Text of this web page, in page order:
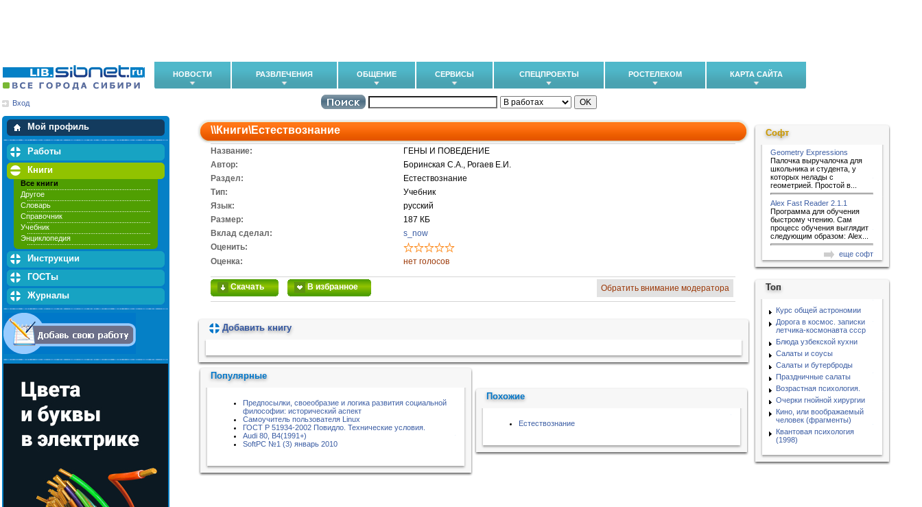
НОВОСТИ РАЗВЛЕЧЕНИЯ ОБЩЕНИЕ СЕРВИСЫ СПЕЦПРОЕКТЫ РОСТЕЛЕКОМ КАРТА САЙТА
Вход
Мой профиль
Мои закладки
Работы
Книги
Все книги
Другое
Словарь
Справочник
Учебник
Энциклопедия
Инструкции
ГОСТы
Журналы
\\Книги\Естествознание
Название:
ГЕНЫ И ПОВЕДЕНИЕ
Автор:
Боринская С.А., Рогаев Е.И.
Раздел:
Естествознание
Тип:
Учебник
Язык:
русский
Размер:
187 КБ
Вклад сделал:
s_now
Оценить:
Оценка:
нет голосов
Скачать В избранное Обратить внимание модератора
Добавить книгу
Популярные
Предпосылки, своеобразие и логика развития социальной
философии: исторический аспект
Самоучитель пользователя Linux
ГОСТ Р 51934-2002 Повидло. Технические условия.
Audi 80, B4(1991+)
SoftPC №1 (3) январь 2010
Похожие
Естествознание
Софт
Geometry Expressions
Палочка выручалочка для
школьника и студента, у
которых нелады с
геометрией. Простой в...
Alex Fast Reader 2.1.1
Программа для обучения
быстрому чтению. Сам
процесс обучения выглядит
следующим образом: Alex...
еще софт
Топ
Курс общей астрономии
Дорога в космос. записки
летчика-космонавта ссср
Блюда узбекской кухни
Салаты и соусы
Салаты и бутерброды
Праздничные салаты
Возрастная психология.
Очерки гнойной хирургии
Кино, или воображаемый
человек (фрагменты)
Квантовая психология
(1998)